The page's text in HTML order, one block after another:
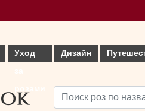
Уход
Дизайн